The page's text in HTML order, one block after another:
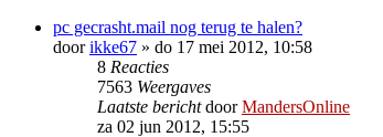
pc gecrasht.mail nog terug te halen?
doorikke67 » do 17 mei 2012, 10:58
8 Reacties
7563 Weergaves
Laatste berichtdoorMandersOnline
za 02 jun 2012, 15:55